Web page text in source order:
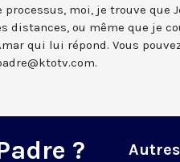
processus, moi, je trouve que
distances, ou même que je
qui lui répond. Vous
?